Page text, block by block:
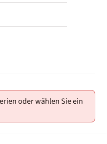
oder wählen Sie ein